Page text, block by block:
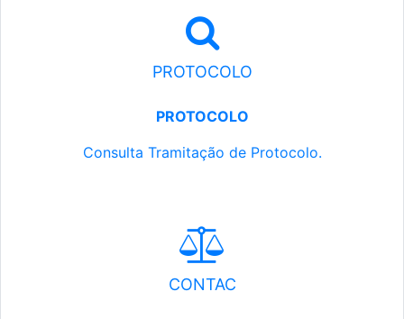
PROTOCOLO
PROTOCOLO
Consulta Tramitação de Protocolo.
CONTAC